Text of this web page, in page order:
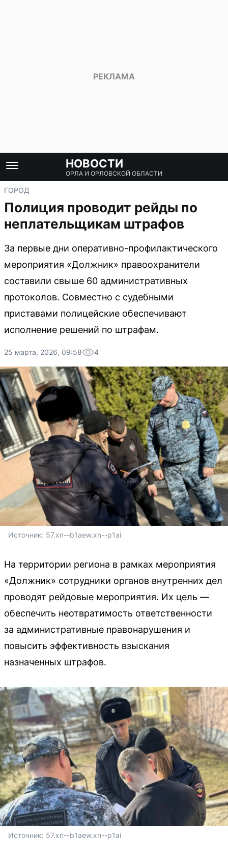
НОВОСТИ
ОРЛА И ОРЛОВСКОЙ ОБЛАСТИ
ГОРОД
Полиция проводит рейды по
неплательщикам штрафов
За первые дни оперативно-профилактического
мероприятия «Должник» правоохранители
составили свыше 60 административных
протоколов. Совместно с судебными
приставами полицейские обеспечивают
исполнение решений по штрафам.
25 марта, 2026, 09:58 4
Источник: 57.xn--b1aew.xn--p1ai
На территории региона в рамках мероприятия
«Должник» сотрудники органов внутренних дел
проводят рейдовые мероприятия. Их цель —
обеспечить неотвратимость ответственности
за административные правонарушения и
повысить эффективность взыскания
назначенных штрафов.
Источник: 57.xn--b1aew.xn--p1ai